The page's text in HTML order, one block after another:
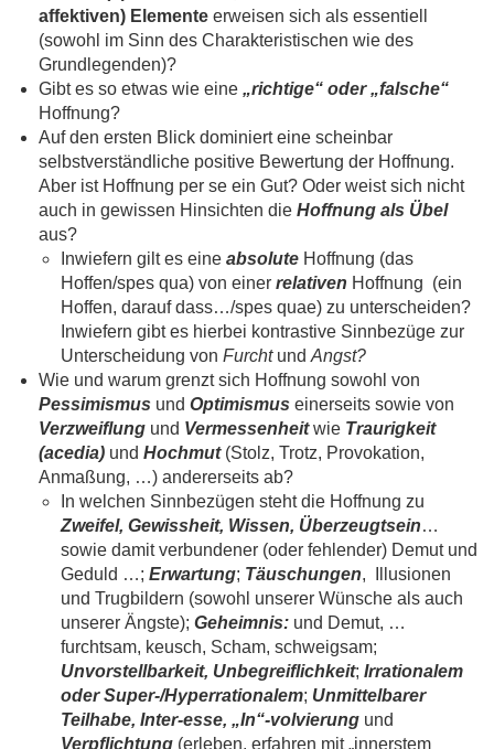
affektiven) Elemente erweisen sich als essentiell
(sowohl im Sinn des Charakteristischen wie des
Grundlegenden)?
Gibt es so etwas wie eine „richtige“ oder „falsche“
Hoffnung?
Auf den ersten Blick dominiert eine scheinbar
selbstverständliche positive Bewertung der Hoffnung.
Aber ist Hoffnung per se ein Gut? Oder weist sich nicht
auch in gewissen Hinsichten die Hoffnung als Übel
aus?
Inwiefern gilt es eine absolute Hoffnung (das
Hoffen/spes qua) von einer relativen Hoffnung (ein
Hoffen, darauf dass…/spes quae) zu unterscheiden?
Inwiefern gibt es hierbei kontrastive Sinnbezüge zur
Unterscheidung von Furcht und Angst?
Wie und warum grenzt sich Hoffnung sowohl von
Pessimismus und Optimismus einerseits sowie von
Verzweiflung und Vermessenheitwie Traurigkeit
(acedia) und Hochmut(Stolz, Trotz, Provokation,
Anmaßung, …) andererseits ab?
In welchen Sinnbezügen steht die Hoffnung zu
Zweifel, Gewissheit, Wissen, Überzeugtsein…
sowie damit verbundener (oder fehlender) Demut und
Geduld …; Erwartung; Täuschungen, Illusionen
und Trugbildern (sowohl unserer Wünsche als auch
unserer Ängste); Geheimnis: und Demut, …
furchtsam, keusch, Scham, schweigsam;
Unvorstellbarkeit, Unbegreiflichkeit; Irrationalem
oder Super-/Hyperrationalem; Unmittelbarer
Teilhabe, Inter-esse, „In“-volvierung und
Verpflichtung (erleben, erfahren mit „innerstem